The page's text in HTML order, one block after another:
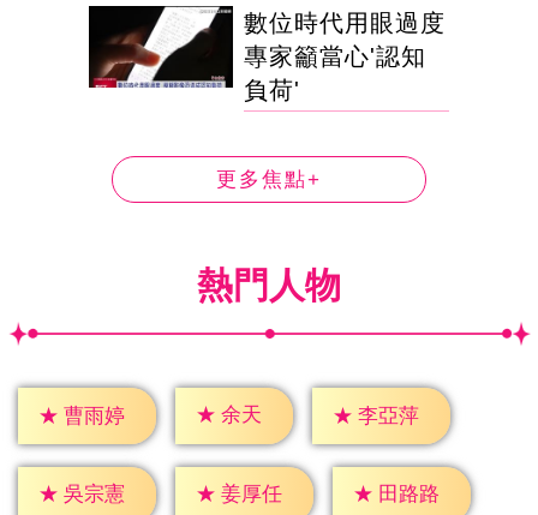
數位時代用眼過度
專家籲當心'認知
負荷'
更多焦點+
熱門人物
★ 曹雨婷 ★ 余天 ★ 李亞萍
★ 吳宗憲 ★ 姜厚任 ★ 田路路